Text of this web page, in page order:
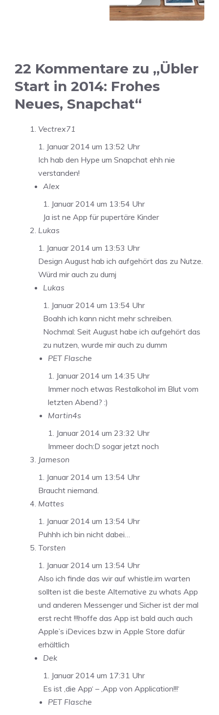
22 Kommentare zu „Übler
Start in 2014: Frohes
Neues, Snapchat“
Vectrex71
1. Januar 2014 um 13:52 Uhr
Ich hab den Hype um Snapchat ehh nie
verstanden!
Alex
1. Januar 2014 um 13:54 Uhr
Ja ist ne App für pupertäre Kinder
Lukas
1. Januar 2014 um 13:53 Uhr
Design August hab ich aufgehört das zu Nutze.
Würd mir auch zu dumj
Lukas
1. Januar 2014 um 13:54 Uhr
Boahh ich kann nicht mehr schreiben.
Nochmal: Seit August habe ich aufgehört das
zu nutzen, wurde mir auch zu dumm
PET Flasche
1. Januar 2014 um 14:35 Uhr
Immer noch etwas Restalkohol im Blut vom
letzten Abend? :)
Martin4s
1. Januar 2014 um 23:32 Uhr
Immeer doch:D sogar jetzt noch
Jameson
1. Januar 2014 um 13:54 Uhr
Braucht niemand.
Mattes
1. Januar 2014 um 13:54 Uhr
Puhhh ich bin nicht dabei…
Torsten
1. Januar 2014 um 13:54 Uhr
Also ich finde das wir auf whistle.im warten
sollten ist die beste Alternative zu whats App
und anderen Messenger und Sicher ist der mal
erst recht !!!hoffe das App ist bald auch auch
Apple’s iDevices bzw in Apple Store dafür
erhältlich
Dek
1. Januar 2014 um 17:31 Uhr
Es ist ‚die App‘ – ‚App von Application!!!‘
PET Flasche